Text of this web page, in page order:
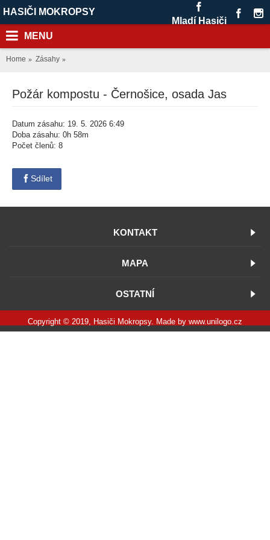
HASIČI MOKROPSY
Mladí Hasiči
MENU
Home Zásahy
Požár kompostu - Černošice, osada Jas
Datum zásahu: 19. 5. 2026 6:49
Doba zásahu: 0h 58m
Počet členů: 8
Sdílet
KONTAKT
MAPA
OSTATNÍ
Copyright © 2019, Hasiči Mokropsy. Made by www.unilogo.cz